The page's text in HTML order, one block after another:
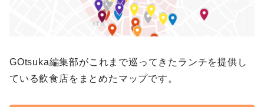
GOtsuka編集部がこれまで巡ってきたランチを提供し
ている飲食店をまとめたマップです。